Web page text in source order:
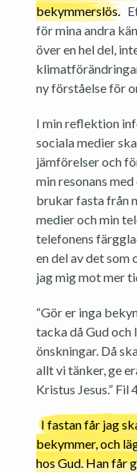
bekymmerslös.
för mina andra
över en hel del,
ny förståelse för
I min reflektion
sociala medier
jämförelser och
min resonans
brukar fasta från
medier och min
telefonens
en del av det som
jag mig mot mer
“Gör er inga
tacka då Gud och
önskningar. Då
allt vi tänker, ge
Kristus Jesus.” Fil
I fastan får jag
bekymmer, och
hos Gud. Han får